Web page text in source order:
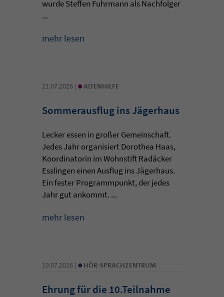
wurde Steffen Fuhrmann als Nachfolger
...
mehr lesen
21.07.2026 | •ALTENHILFE
Sommerausflug ins Jägerhaus
Lecker essen in großer Gemeinschaft.
Jedes Jahr organisiert Dorothea Haas,
Koordinatorin im Wohnstift Radäcker
Esslingen einen Ausflug ins Jägerhaus.
Ein fester Programmpunkt, der jedes
Jahr gut ankommt. ...
mehr lesen
19.07.2026 | • HÖR-SPRACHZENTRUM
Ehrung für die 10.Teilnahme